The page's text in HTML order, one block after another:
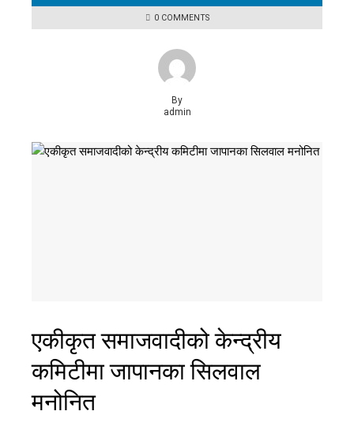
0 COMMENTS
By
admin
एकीकृत समाजवादीको केन्द्रीय
कमिटीमा जापानका सिलवाल
मनोनित